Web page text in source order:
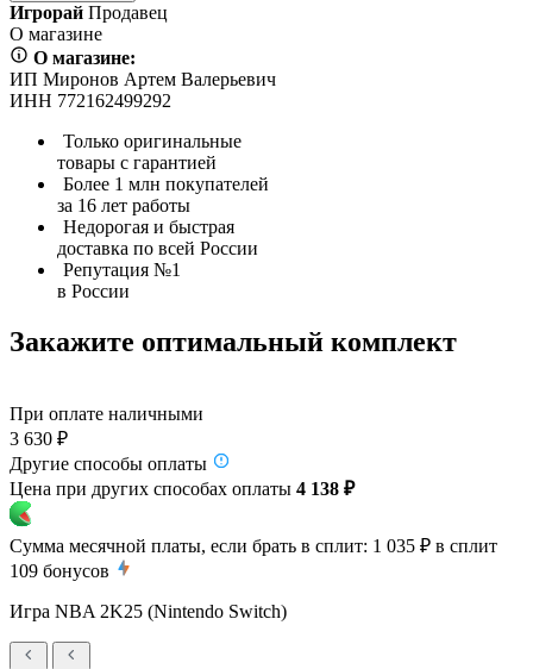
Игрорай Продавец
О магазине
О магазине:
ИП Миронов Артем Валерьевич
ИНН 772162499292
Только оригинальные
товары с гарантией
Более 1 млн покупателей
за 16 лет работы
Недорогая и быстрая
доставка по всей России
Репутация №1
в России
Закажите оптимальный комплект
При оплате наличными
3 630 ₽
Другие способы оплаты
Цена при других способах оплаты 4 138 ₽
Сумма месячной платы, если брать в сплит: 1 035 ₽ в сплит
109 бонусов
Игра NBA 2K25 (Nintendo Switch)